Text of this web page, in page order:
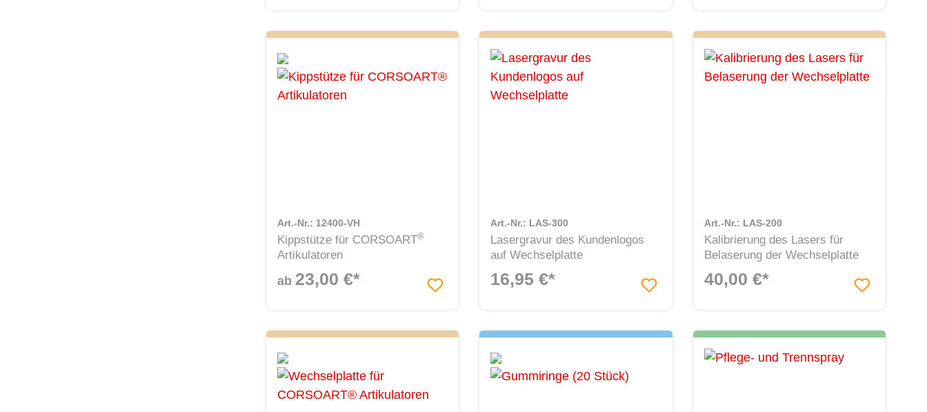
Art.-Nr.: 12400-VH
Kippstütze für CORSOART®
Artikulatoren
ab 23,00 €*
Art.-Nr.: LAS-300
Lasergravur des Kundenlogos
auf Wechselplatte
16,95 €*
Art.-Nr.: LAS-200
Kalibrierung des Lasers für
Belaserung der Wechselplatte
40,00 €*